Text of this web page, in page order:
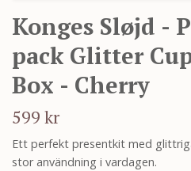
Konges Sløjd -
pack Glitter
Box - Cherry
599 kr
Ett perfekt presentkit med
stor användning i vardagen.